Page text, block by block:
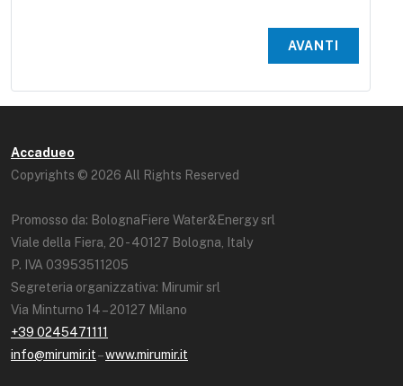
AVANTI
Accadueo
Copyrights © 2026 All Rights Reserved
Promosso da: BolognaFiere Water&Energy srl
Viale della Fiera, 20 - 40127 Bologna, Italy
P. IVA 03953511205
Segreteria organizzativa: Mirumir srl
Via Minturno 14 – 20127 Milano
+39 0245471111
info@mirumir.it–www.mirumir.it